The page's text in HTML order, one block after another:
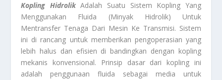
Kopling HidrolikAdalah Suatu Sistem Kopling Yang
Menggunakan Fluida (Minyak Hidrolik) Untuk
Mentransfer Tenaga Dari Mesin Ke Transmisi. Sistem
ini di rancang untuk memberikan pengoperasian yang
lebih halus dan efisien di bandingkan dengan kopling
mekanis konvensional. Prinsip dasar dari kopling ini
adalah penggunaan fluida sebagai media untuk